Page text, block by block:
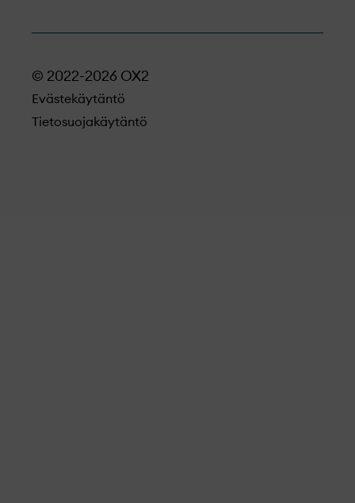
© 2022-2026 OX2
Evästekäytäntö
Tietosuojakäytäntö